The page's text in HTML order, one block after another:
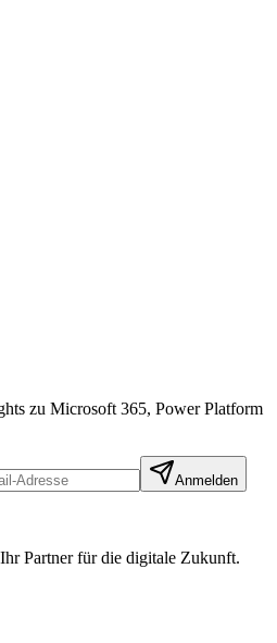
zu Microsoft 365, Power Platform
Anmelden
Partner für die digitale Zukunft.